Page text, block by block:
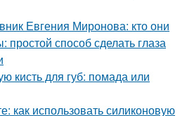
Евгения Миронова: кто они
способ сделать глаза
кисть для губ: помада или
как использовать силиконовую